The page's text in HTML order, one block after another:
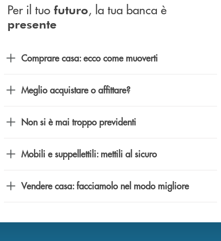
Per il tuo futuro, la tua banca è
presente
Comprare casa: ecco come muoverti
Meglio acquistare o affittare?
Non si è mai troppo previdenti
Mobili e suppellettili: mettili al sicuro
Vendere casa: facciamolo nel modo migliore